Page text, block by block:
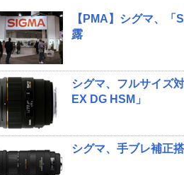
【PMA】シグマ、
露
シグマ、フルサイズ
EX DG HSM」
シグマ、手ブレ補正